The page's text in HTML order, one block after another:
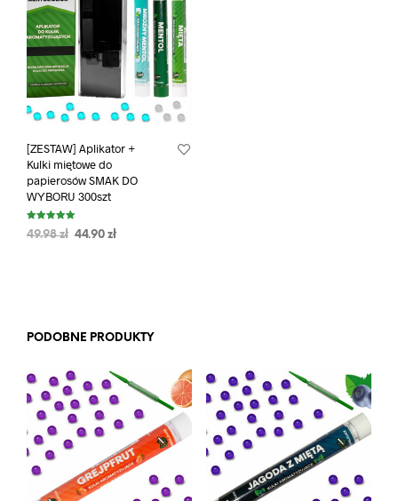
[ZESTAW] Aplikator +
Kulki miętowe do
papierosów SMAK DO
WYBORU 300szt
Oceniono
5.00
49.98zł 44.90 zł
PODOBNE PRODUKTY